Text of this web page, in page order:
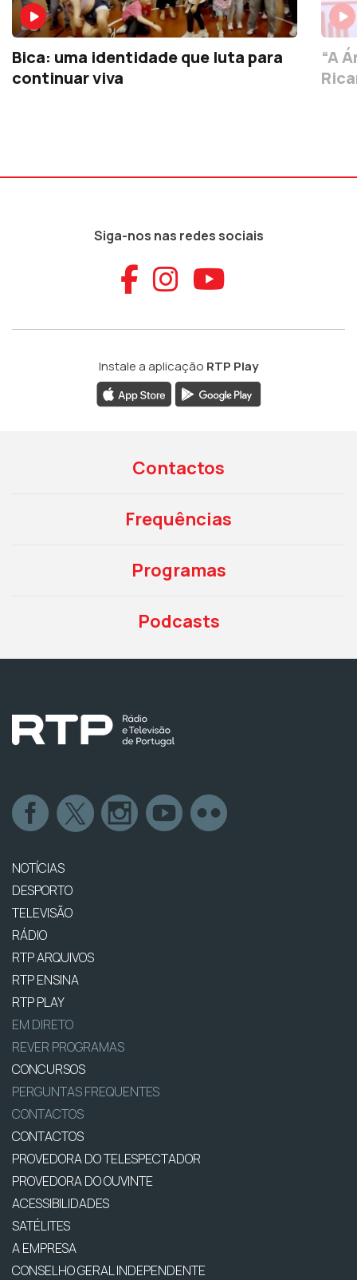
Bica: uma identidade que luta para
continuar viva
“A
Siga-nos nas redes sociais
Aceder ao
Aceder ao
Aceder
Instale a aplicação RTP Play
Contactos
Frequências
Programas
Podcasts
NOTÍCIAS
DESPORTO
TELEVISÃO
RÁDIO
RTP ARQUIVOS
RTP ENSINA
RTP PLAY
EM DIRETO
REVER PROGRAMAS
CONCURSOS
PERGUNTAS FREQUENTES
CONTACTOS
CONTACTOS
PROVEDORA DO TELESPECTADOR
PROVEDORA DO OUVINTE
ACESSIBILIDADES
SATÉLITES
A EMPRESA
CONSELHO GERAL INDEPENDENTE